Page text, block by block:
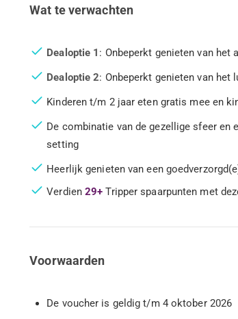
Wat te verwachten
Dealoptie 1 : Onbeperkt genieten van het
Dealoptie 2: Onbeperkt genieten van het
Kinderen t/m 2 jaar eten gratis mee en
De combinatie van de gezellige sfeer en
setting
Heerlijk genieten van een
Verdien29+ Tripper spaarpunten met
Voorwaarden
De voucher is geldig t/m 4 oktober 2026